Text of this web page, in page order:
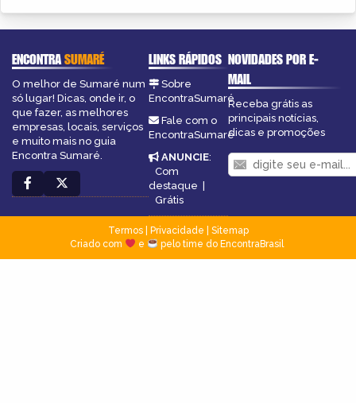
ENCONTRASUMARÉ
O melhor de Sumaré num
só lugar! Dicas, onde ir, o
que fazer, as melhores
empresas, locais, serviços
e muito mais no guia
Encontra Sumaré.
LINKS RÁPIDOS
Sobre
EncontraSumaré
Fale com o
EncontraSumaré
ANUNCIE:
Com
destaque
Grátis
NOVIDADES POR E-
MAIL
Receba grátis as
principais notícias,
dicas e promoções
Termos| Privacidade
Sitemap
Criado com
e pelo time do EncontraBrasil